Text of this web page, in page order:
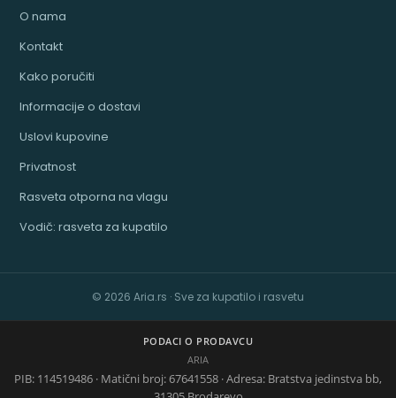
O nama
Kontakt
Kako poručiti
Informacije o dostavi
Uslovi kupovine
Privatnost
Rasveta otporna na vlagu
Vodič: rasveta za kupatilo
© 2026 Aria.rs · Sve za kupatilo i rasvetu
PODACI O PRODAVCU
ARIA
PIB: 114519486 · Matični broj: 67641558 · Adresa: Bratstva jedinstva bb,